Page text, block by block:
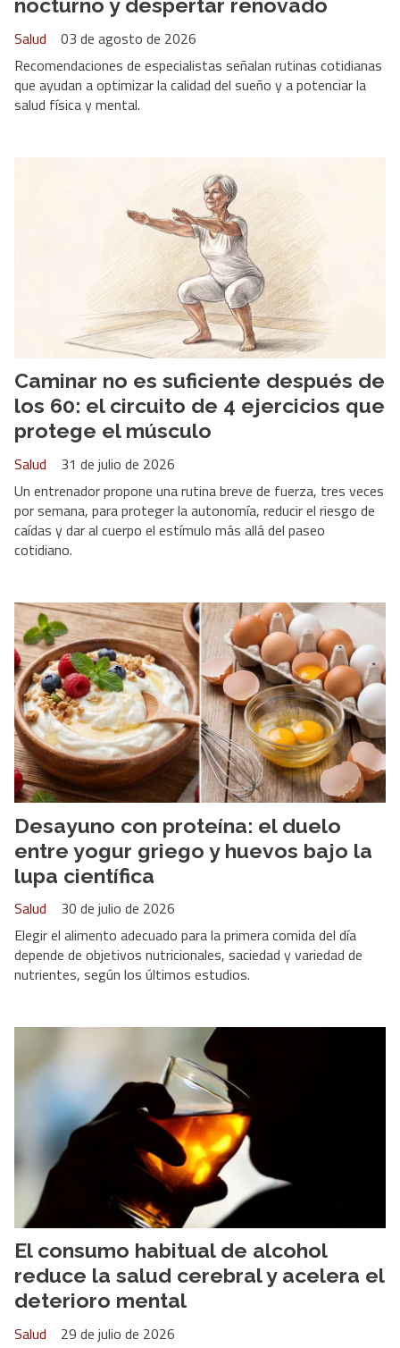
nocturno y despertar renovado
Salud
03 de agosto de 2026
Recomendaciones de especialistas señalan rutinas cotidianas
que ayudan a optimizar la calidad del sueño y a potenciar la
salud física y mental.
Caminar no es suficiente después de
los 60: el circuito de 4 ejercicios que
protege el músculo
Salud
31 de julio de 2026
Un entrenador propone una rutina breve de fuerza, tres veces
por semana, para proteger la autonomía, reducir el riesgo de
caídas y dar al cuerpo el estímulo más allá del paseo
cotidiano.
Desayuno con proteína: el duelo
entre yogur griego y huevos bajo la
lupa científica
Salud
30 de julio de 2026
Elegir el alimento adecuado para la primera comida del día
depende de objetivos nutricionales, saciedad y variedad de
nutrientes, según los últimos estudios.
El consumo habitual de alcohol
reduce la salud cerebral y acelera el
deterioro mental
Salud
29 de julio de 2026